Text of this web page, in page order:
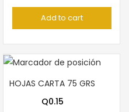
Add to cart
HOJAS CARTA 75 GRS
Q0.15